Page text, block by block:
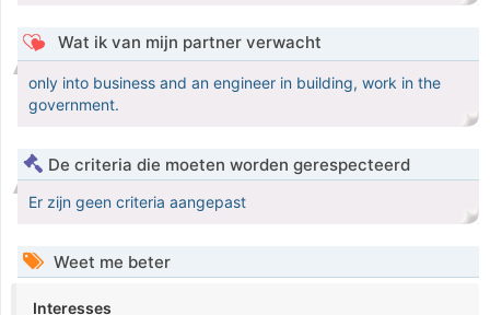
Wat ik van mijn partner verwacht
only into business and an engineer in building, work in the
government.
De criteria die moeten worden gerespecteerd
Er zijn geen criteria aangepast
Weet me beter
Interesses